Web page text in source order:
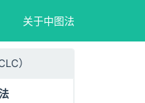
关于中图法
）